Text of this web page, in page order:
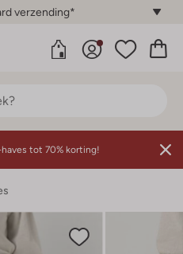
verzending*
tot 70% korting!